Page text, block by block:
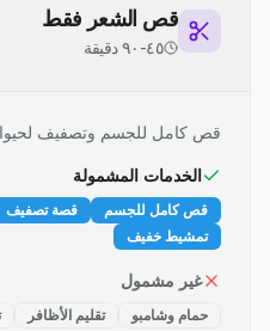
قص الشعر فقط
٤٥-٩٠ دقيقة
قص كامل للجسم وتصفيف
الخدمات المشمولة
قص كامل للجسم قصة تصفيف
تمشيط خفيف
غير مشمول
حمام وشامبو تقليم الأظافر